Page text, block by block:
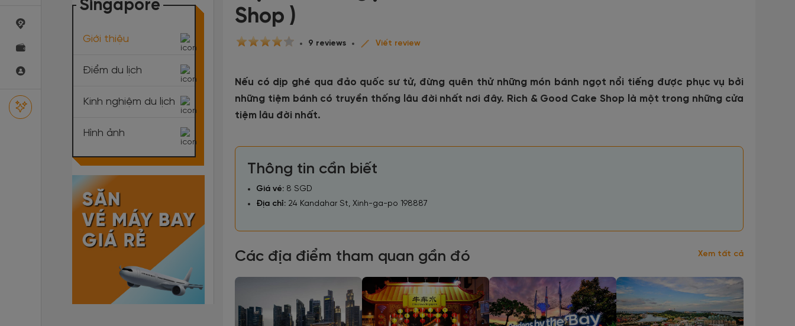
Shop )
9 reviews Viết review
Nếu có dịp ghé qua đảo quốc sư tử, đừng quên thử những món bánh ngọt nổi tiếng được phục vụ bởi
những tiệm bánh có truyền thống lâu đời nhất nơi đây. Rich & Good Cake Shop là một trong những cửa
tiệm lâu đời nhất.
Thông tin cần biết
Giá vé: 8 SGD
Địa chỉ: 24 Kandahar St, Xinh-ga-po 198887
Các địa điểm tham quan gần đó Xem tất cả
Singapore
Giới thiệu
Điểm du lịch
Kinh nghiệm du lịch
Hình ảnh